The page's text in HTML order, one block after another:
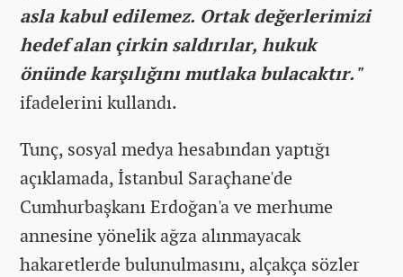
asla kabul edilemez. Ortak değerlerimizi
hedef alan çirkin saldırılar, hukuk
önünde karşılığını mutlaka bulacaktır."
ifadelerini kullandı.
Tunç, sosyal medya hesabından yaptığı
açıklamada, İstanbul Saraçhane'de
Cumhurbaşkanı Erdoğan'a ve merhume
annesine yönelik ağza alınmayacak
hakaretlerde bulunulmasını, alçakça sözler